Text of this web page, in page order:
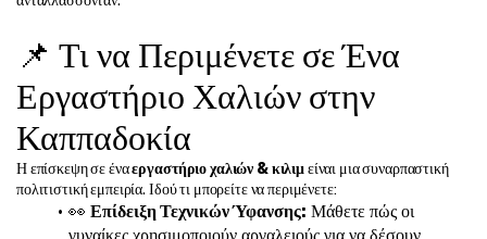
📌 Τι να Περιμένετε σε Ένα
Εργαστήριο Χαλιών στην
Καππαδοκία
Η επίσκεψη σε ένα εργαστήριο χαλιών & κιλιμ είναι μια συναρπαστική
πολιτιστική εμπειρία. Ιδού τι μπορείτε να περιμένετε:
👀 Επίδειξη Τεχνικών Ύφανσης: Μάθετε πώς οι